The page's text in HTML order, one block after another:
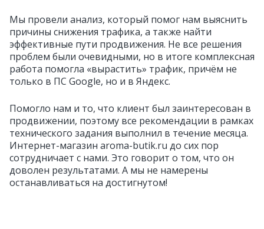
Мы провели анализ, который помог нам выяснить
причины снижения трафика, а также найти
эффективные пути продвижения. Не все решения
проблем были очевидными, но в итоге комплексная
работа помогла «вырастить» трафик, причём не
только в ПС Google, но и в Яндекс.
Помогло нам и то, что клиент был заинтересован в
продвижении, поэтому все рекомендации в рамках
технического задания выполнил в течение месяца.
Интернет-магазин aroma-butik.ru до сих пор
сотрудничает с нами. Это говорит о том, что он
доволен результатами. А мы не намерены
останавливаться на достигнутом!